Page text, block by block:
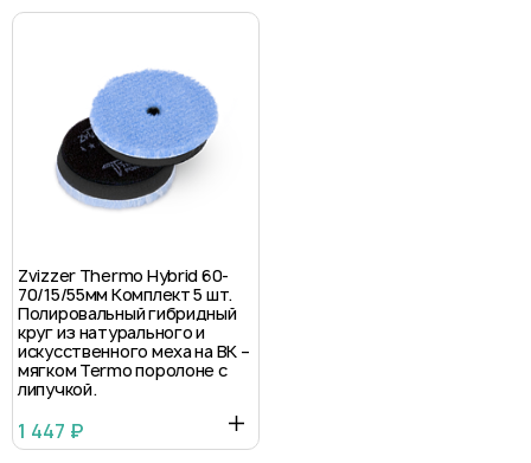
Zvizzer Thermo Hybrid 60-
70/15/55мм Комплект 5 шт.
Полировальный гибридный
круг из натурального и
искусственного меха на BK –
мягком Termo поролоне с
липучкой.
1 447 ₽